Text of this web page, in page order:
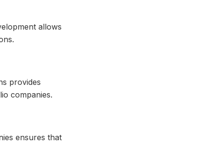
allows
provides
companies.
ensures that